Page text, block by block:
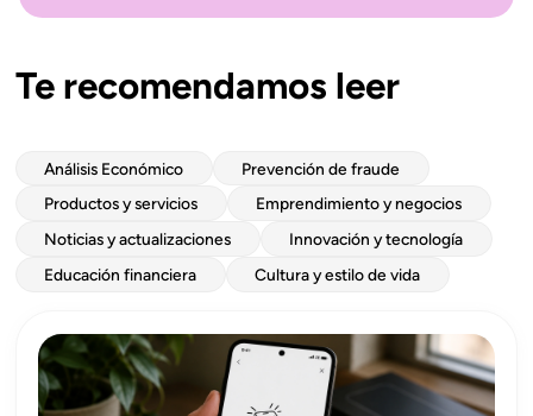
Te recomendamos leer
Análisis Económico
Prevención de fraude
Productos y servicios
Emprendimiento y negocios
Noticias y actualizaciones
Innovación y tecnología
Educación financiera
Cultura y estilo de vida